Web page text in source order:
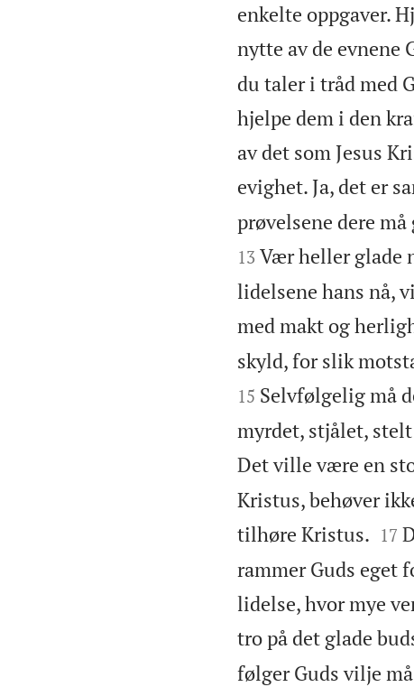
enkelte oppgaver.
nytte av de evnene
du taler i tråd med
hjelpe dem i den
av det som Jesus
evighet. Ja, det er
prøvelsene dere
13 Vær heller glade
lidelsene hans nå,
med makt og
skyld, for slik
15 Selvfølgelig må
myrdet, stjålet,
Det ville være en
Kristus, behøver
tilhøre Kristus.
17
rammer Guds eget
lidelse, hvor mye
tro på det glade
følger Guds vilje